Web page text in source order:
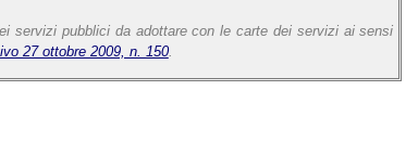
servizi pubblici da adottare con le carte dei servizi ai sensi
27 ottobre 2009, n. 150.